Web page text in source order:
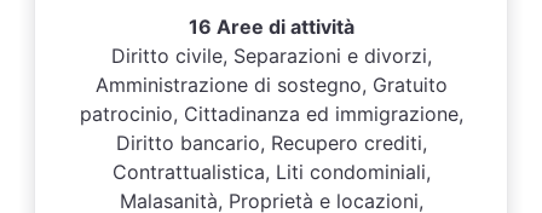
16 Aree di attività
Diritto civile, Separazioni e divorzi,
Amministrazione di sostegno, Gratuito
patrocinio, Cittadinanza ed immigrazione,
Diritto bancario, Recupero crediti,
Contrattualistica, Liti condominiali,
Malasanità, Proprietà e locazioni,